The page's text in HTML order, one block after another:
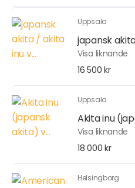
Uppsala
japansk
Visa liknande
16 500 kr
Uppsala
Akita inu
Visa liknande
18 000 kr
Helsingborg